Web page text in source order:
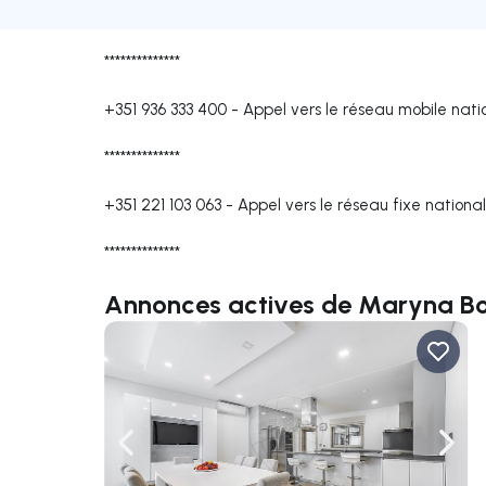
**************
+351 936 333 400 - Appel vers le réseau mobile
**************
+351 221 103 063 - Appel vers le réseau fixe national
**************
Annonces actives de Maryna
Naviguer vers la gauche